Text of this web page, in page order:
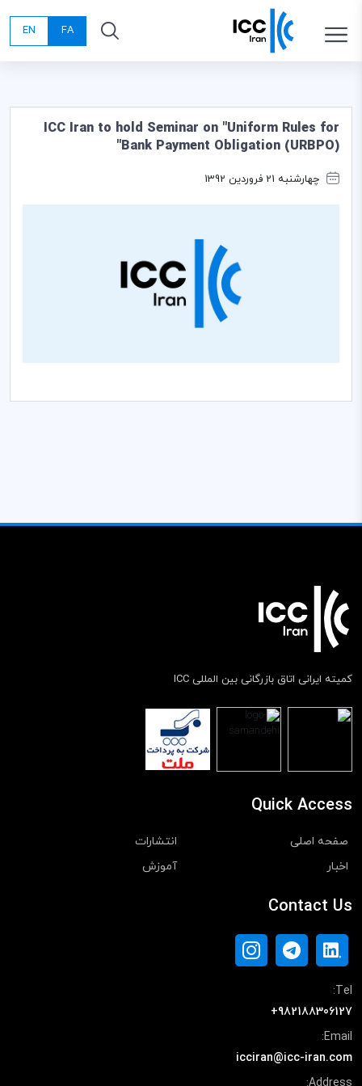
FA
EN
ICC Iran to hold Seminar on "Uniform Rules for
Bank Payment Obligation (URBPO)"
چهارشنبه 21 فروردین 1392
کمیته ایرانی اتاق بازرگانی بین المللی ICC
Quick Access
صفحه اصلی
انتشارات
اخبار
آموزش
Contact Us
Tel:
+982188306127
Email:
icciran@icc-iran.com